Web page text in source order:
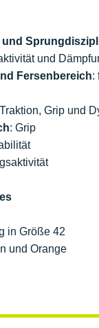
und
und
Fersenbereich:
Grip und
: Grip
in Größe 42
und Orange